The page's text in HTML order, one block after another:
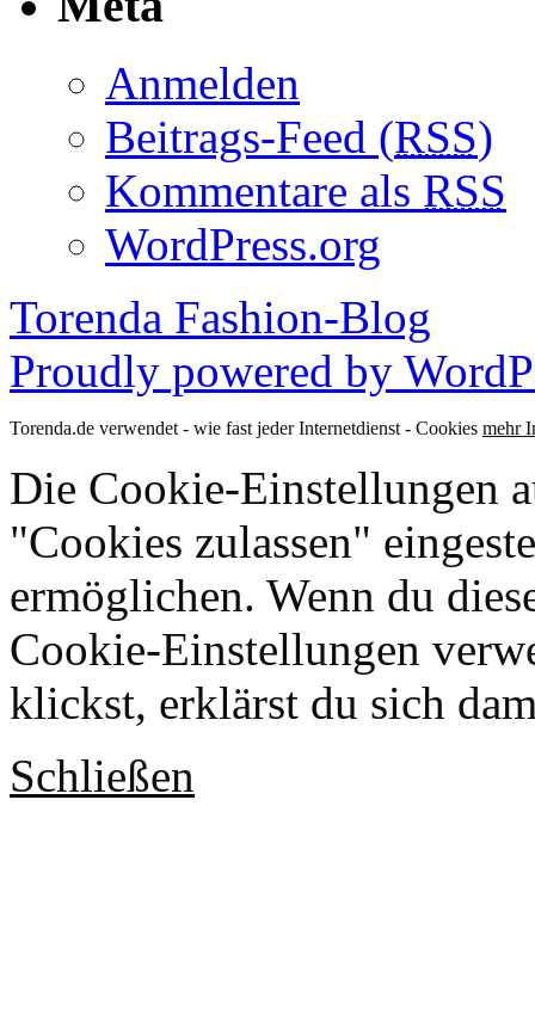
Anmelden
Beitrags-Feed (RSS)
Kommentare als RSS
WordPress.org
Torenda Fashion-Blog
Proudly powered by
Torenda.de verwendet - wie fast jeder Internetdienst - Cookies mehr
Die Cookie-Einstellungen
"Cookies zulassen"
ermöglichen. Wenn du
Cookie-Einstellungen
klickst, erklärst du sich
Schließen